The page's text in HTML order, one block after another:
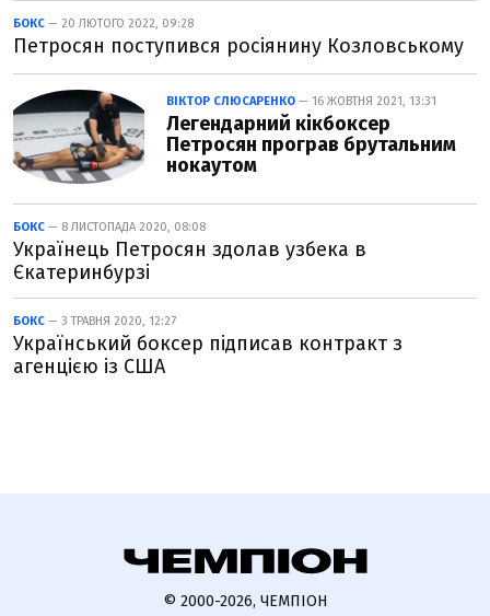
БОКС — 20 ЛЮТОГО 2022, 09:28
Петросян поступився росіянину Козловському
ВІКТОР СЛЮСАРЕНКО — 16 ЖОВТНЯ 2021, 13:31
Легендарний кікбоксер
Петросян програв брутальним
нокаутом
БОКС — 8 ЛИСТОПАДА 2020, 08:08
Українець Петросян здолав узбека в
Єкатеринбурзі
БОКС — 3 ТРАВНЯ 2020, 12:27
Український боксер підписав контракт з
агенцією із США
© 2000-2026, ЧЕМПІОН